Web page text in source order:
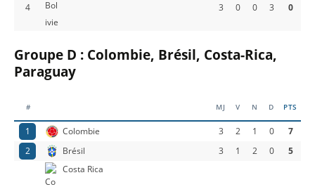
4
3
0 0 3 0
Groupe D : Colombie, Brésil, Costa-Rica,
Paraguay
# MJ V N D PTS
1 Colombie 3 2 1 0
7
2
Brésil 3 1 2 0 5
Costa Rica